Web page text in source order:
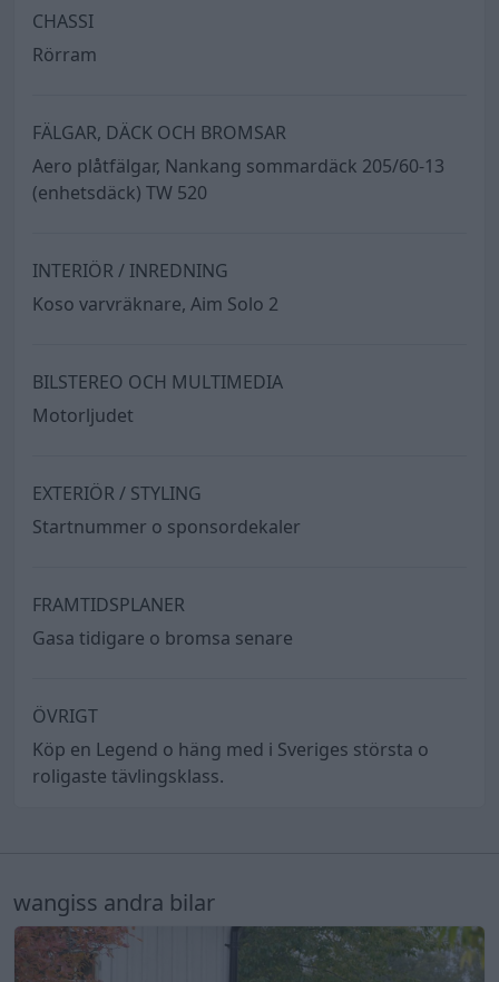
CHASSI
Rörram
FÄLGAR, DÄCK OCH BROMSAR
Aero plåtfälgar, Nankang sommardäck 205/60-13
(enhetsdäck) TW 520
INTERIÖR / INREDNING
Koso varvräknare, Aim Solo 2
BILSTEREO OCH MULTIMEDIA
Motorljudet
EXTERIÖR / STYLING
Startnummer o sponsordekaler
FRAMTIDSPLANER
Gasa tidigare o bromsa senare
ÖVRIGT
Köp en Legend o häng med i Sveriges största o
roligaste tävlingsklass.
wangiss andra bilar